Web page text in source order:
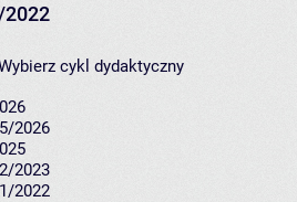
2022
cykl dydaktyczny
2026
2023
2022